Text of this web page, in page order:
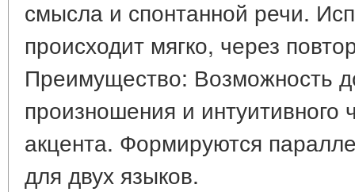
смысла и спонтанной речи.
происходит мягко, через
Преимущество: Возможность
произношения и интуитивного
акцента. Формируются
для двух языков.